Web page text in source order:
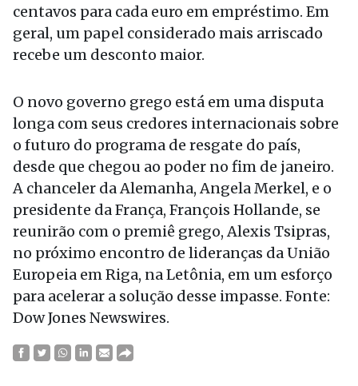
centavos para cada euro em empréstimo. Em
geral, um papel considerado mais arriscado
recebe um desconto maior.
O novo governo grego está em uma disputa
longa com seus credores internacionais sobre
o futuro do programa de resgate do país,
desde que chegou ao poder no fim de janeiro.
A chanceler da Alemanha, Angela Merkel, e o
presidente da França, François Hollande, se
reunirão com o premiê grego, Alexis Tsipras,
no próximo encontro de lideranças da União
Europeia em Riga, na Letônia, em um esforço
para acelerar a solução desse impasse. Fonte:
Dow Jones Newswires.